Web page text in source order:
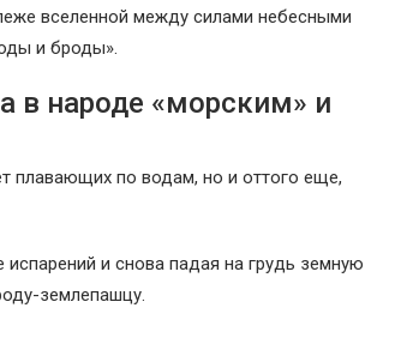
вселенной между силами небесными
и броды».
в народе «морским» и
плавающих по водам, но и оттого еще,
и снова падая на грудь земную
землепашцу.